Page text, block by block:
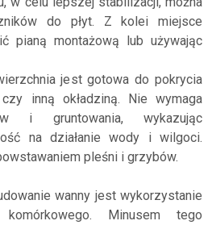
do płyt. Z kolei miejsce
pianą montażową lub używając
jest gotowa do pokrycia
inną okładziną. Nie wymaga
i gruntowania, wykazując
na działanie wody i wilgoci.
pleśni i grzybów.
wanny jest wykorzystanie
Minusem tego